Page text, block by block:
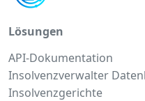
Lösungen
API-Dokumentation
Insolvenzverwalter
Insolvenzgerichte